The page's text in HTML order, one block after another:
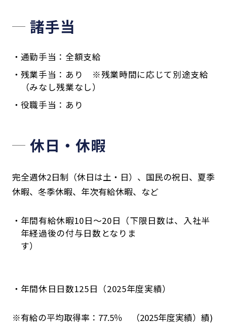
諸手当
通勤手当：全額支給
残業手当：あり ※残業時間に応じて別途支給
（みなし残業なし）
役職手当：あり
休日・休暇
完全週休2日制（休日は土・日）、国民の祝日、夏季
休暇、冬季休暇、年次有給休暇、など
年間有給休暇10日～20日（下限日数は、入社半
年経過後の付与日数となりま
す）
年間休日日数125日（2025年度実績）
※有給の平均取得率：77.5％ （2025年度実績）績)